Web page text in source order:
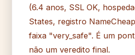
(6.4 anos, SSL OK,
States, registro
faixa "very_safe". É um
não um veredito final.